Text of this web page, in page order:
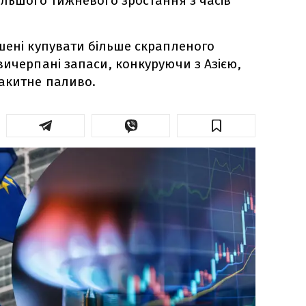
купувати більше скрапленого
запаси, конкуруючи з Азією,
паливо.